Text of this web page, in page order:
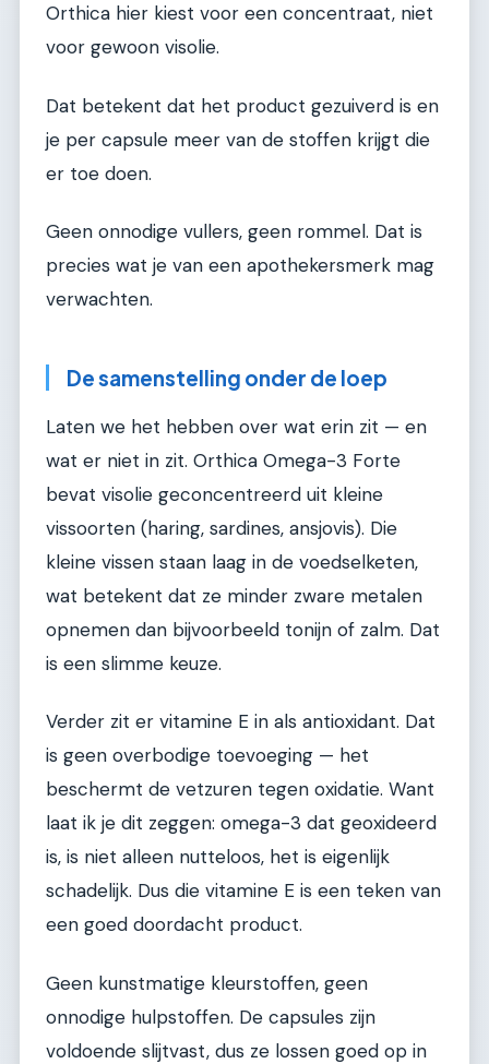
Orthica hier kiest voor een concentraat, niet
voor gewoon visolie.
Dat betekent dat het product gezuiverd is en
je per capsule meer van de stoffen krijgt die
er toe doen.
Geen onnodige vullers, geen rommel. Dat is
precies wat je van een apothekersmerk mag
verwachten.
De samenstelling onder de loep
Laten we het hebben over wat erin zit — en
wat er niet in zit. Orthica Omega-3 Forte
bevat visolie geconcentreerd uit kleine
vissoorten (haring, sardines, ansjovis). Die
kleine vissen staan laag in de voedselketen,
wat betekent dat ze minder zware metalen
opnemen dan bijvoorbeeld tonijn of zalm. Dat
is een slimme keuze.
Verder zit er vitamine E in als antioxidant. Dat
is geen overbodige toevoeging — het
beschermt de vetzuren tegen oxidatie. Want
laat ik je dit zeggen: omega-3 dat geoxideerd
is, is niet alleen nutteloos, het is eigenlijk
schadelijk. Dus die vitamine E is een teken van
een goed doordacht product.
Geen kunstmatige kleurstoffen, geen
onnodige hulpstoffen. De capsules zijn
voldoende slijtvast, dus ze lossen goed op in